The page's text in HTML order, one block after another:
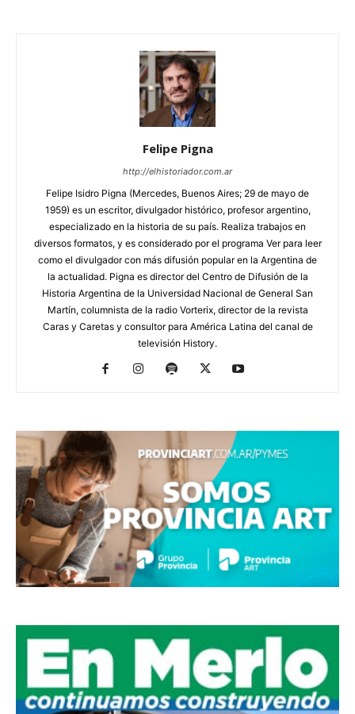
Felipe Pigna
http://elhistoriador.com.ar
Felipe Isidro Pigna (Mercedes, Buenos Aires; 29 de mayo de
1959) es un escritor, divulgador histórico, profesor argentino,
especializado en la historia de su país. Realiza trabajos en
diversos formatos, y es considerado por el programa Ver para leer
como el divulgador con más difusión popular en la Argentina de
la actualidad. Pigna es director del Centro de Difusión de la
Historia Argentina de la Universidad Nacional de General San
Martín, columnista de la radio Vorterix, director de la revista
Caras y Caretas y consultor para América Latina del canal de
televisión History.